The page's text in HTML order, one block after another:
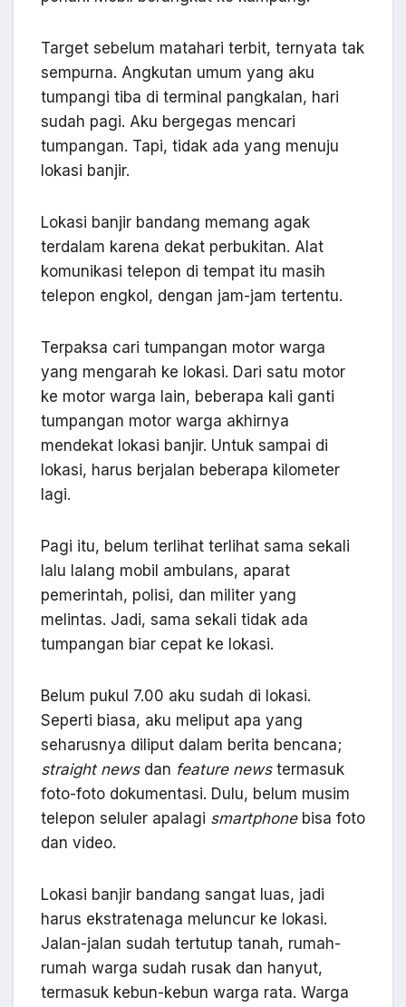
Target sebelum matahari terbit, ternyata tak
sempurna. Angkutan umum yang aku
tumpangi tiba di terminal pangkalan, hari
sudah pagi. Aku bergegas mencari
tumpangan. Tapi, tidak ada yang menuju
lokasi banjir.
Lokasi banjir bandang memang agak
terdalam karena dekat perbukitan. Alat
komunikasi telepon di tempat itu masih
telepon engkol, dengan jam-jam tertentu.
Terpaksa cari tumpangan motor warga
yang mengarah ke lokasi. Dari satu motor
ke motor warga lain, beberapa kali ganti
tumpangan motor warga akhirnya
mendekat lokasi banjir. Untuk sampai di
lokasi, harus berjalan beberapa kilometer
lagi.
Pagi itu, belum terlihat terlihat sama sekali
lalu lalang mobil ambulans, aparat
pemerintah, polisi, dan militer yang
melintas. Jadi, sama sekali tidak ada
tumpangan biar cepat ke lokasi.
Belum pukul 7.00 aku sudah di lokasi.
Seperti biasa, aku meliput apa yang
seharusnya diliput dalam berita bencana;
straight newsdan feature newstermasuk
foto-foto dokumentasi. Dulu, belum musim
telepon seluler apalagi smartphonebisa foto
dan video.
Lokasi banjir bandang sangat luas, jadi
harus ekstratenaga meluncur ke lokasi.
Jalan-jalan sudah tertutup tanah, rumah-
rumah warga sudah rusak dan hanyut,
termasuk kebun-kebun warga rata. Warga